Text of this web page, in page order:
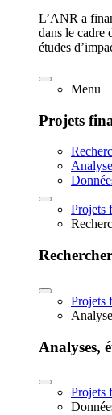
L’ANR a
dans le cadre
études
Menu
Projets
Projets
Projets
Analyses,
Projets